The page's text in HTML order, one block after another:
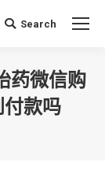
搜 Search
药微信购
款吗